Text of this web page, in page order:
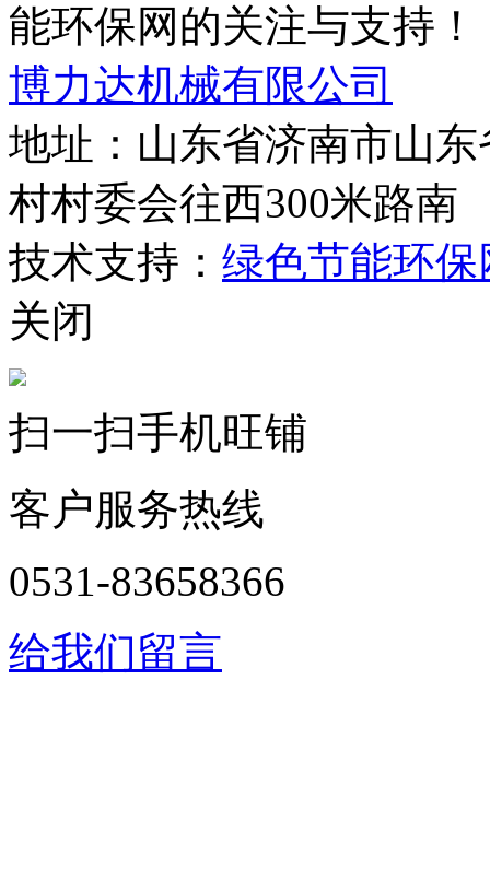
能环保网的关注与支持！
博力达机械有限公司
地址：山东省济南市山
村村委会往西300米路南
技术支持： 绿色节能环保
关闭
扫一扫手机旺铺
客户服务热线
0531-83658366
给我们留言